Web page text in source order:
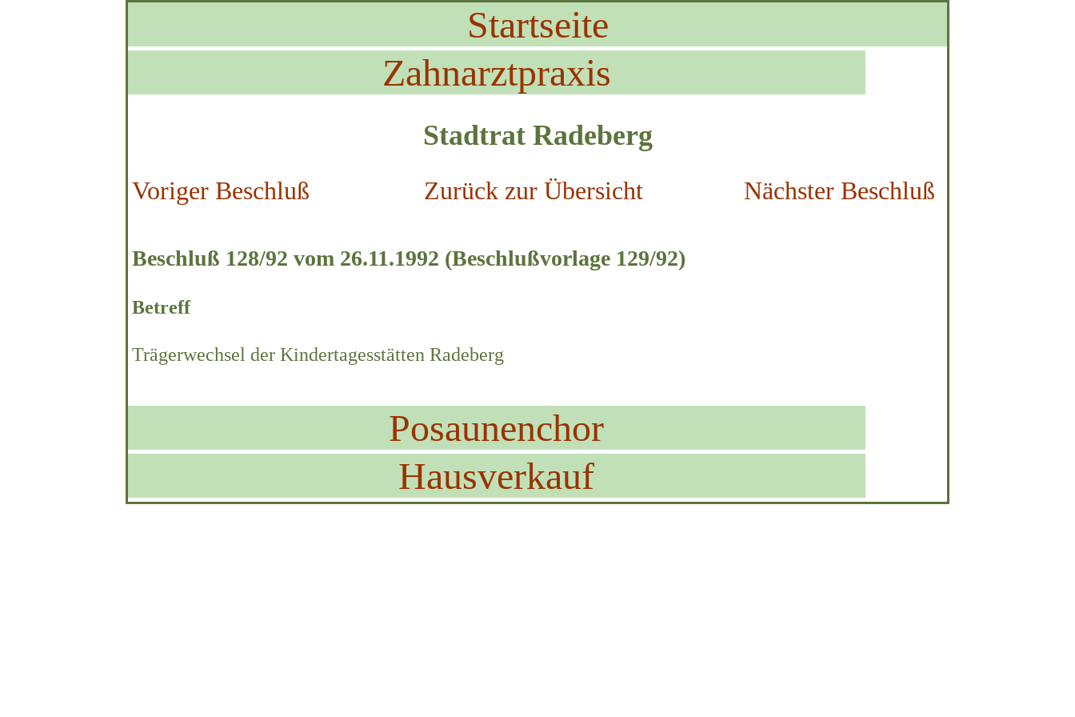
Startseite
Zahnarztpraxis
Stadtrat Radeberg
Voriger Beschluß Zurück zur Übersicht Nächster Beschluß
Beschluß 128/92 vom 26.11.1992 (Beschlußvorlage 129/92)
Betreff
Trägerwechsel der Kindertagesstätten Radeberg
Posaunenchor
Hausverkauf